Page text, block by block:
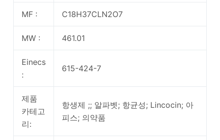
MF : C18H37CLN2O7
MW : 461.01
Einecs
:
615-424-7
제품
카테고
리:
항생제 ;; 알파벳; 항균성; Lincocin; 아
피스; 의약품